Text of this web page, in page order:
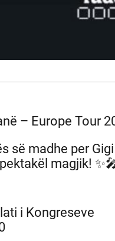
– Europe Tour
së madhe per
magjik!
i Kongreseve